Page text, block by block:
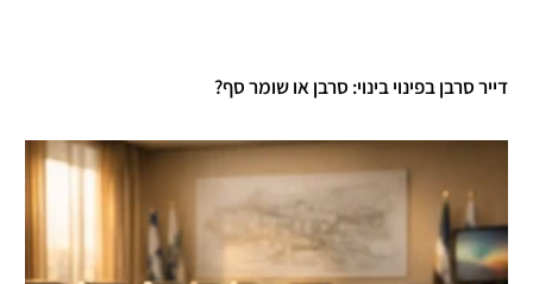
דייר סרבן בפינוי בינוי: סרבן או שומר סף?